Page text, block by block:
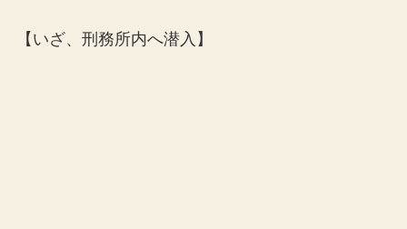
【いざ、刑務所内へ潜入】